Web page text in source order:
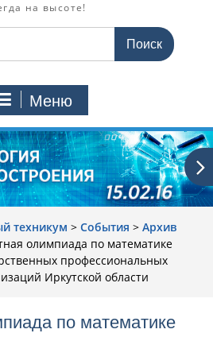
на высоте!
Меню
техникум > События > Архив
олимпиада по математике
профессиональных
Иркутской области
по математике